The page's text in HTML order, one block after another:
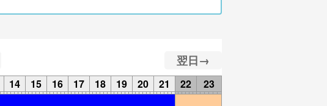
翌日→
14 15 16 17 18 19 20 21 22
23